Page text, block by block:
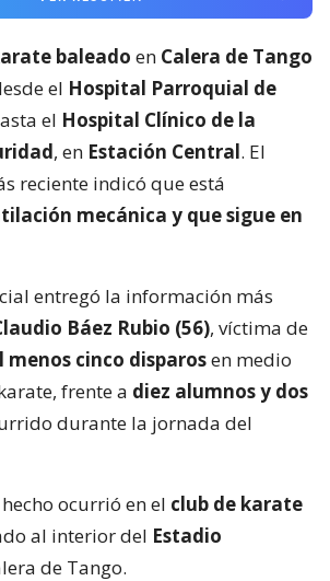
baleado en Calera de Tango
el Hospital Parroquial de
el Hospital Clínico de la
, en Estación Central. El
reciente indicó que está
mecánica y que sigue en
entregó la información más
Báez Rubio (56), víctima de
menos cinco disparosen medio
frente a diez alumnos y dos
durante la jornada del
ocurrió en el club de karate
al interior del Estadio
de Tango.